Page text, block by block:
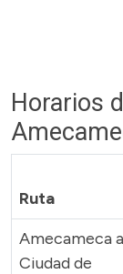
Horarios
Ruta
Amecameca a
Ciudad de